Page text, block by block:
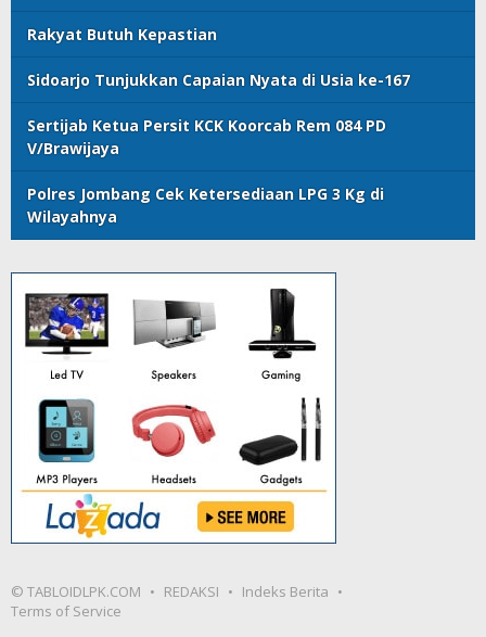
Rakyat Butuh Kepastian
Sidoarjo Tunjukkan Capaian Nyata di Usia ke-167
Sertijab Ketua Persit KCK Koorcab Rem 084 PD
V/Brawijaya
Polres Jombang Cek Ketersediaan LPG 3 Kg di
Wilayahnya
© TABLOIDLPK.COM REDAKSI
Indeks Berita
Terms of Service